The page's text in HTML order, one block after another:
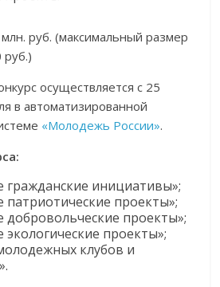
руб. (максимальный размер
руб.)
осуществляется с 25
в автоматизированной
«Молодежь России».
инициативы»;
проекты»;
проекты»;
проекты»;
клубов и